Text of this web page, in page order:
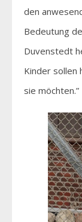
den
Bedeutung
Duvenstedt
Kinder sollen
sie möchten.”